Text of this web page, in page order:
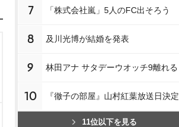
7 「株式会社嵐」5人のFC出そろう
8 及川光博が結婚を発表
9 林田アナ サタデーウオッチ9離れる
10 『徹子の部屋』山村紅葉放送日決定
11位以下を見る